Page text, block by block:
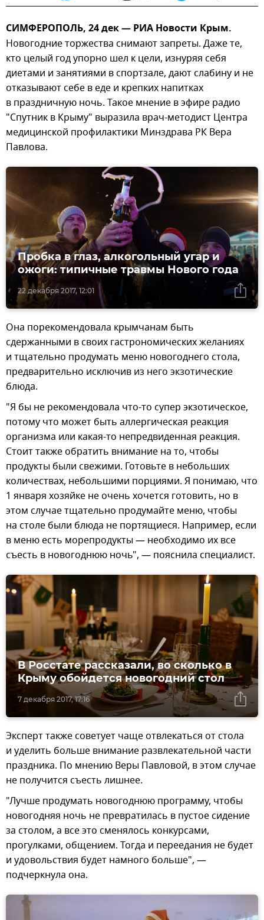
СИМФЕРОПОЛЬ, 24 дек — РИА Новости Крым.
Новогодние торжества снимают запреты. Даже те,
кто целый год упорно шел к цели, изнуряя себя
диетами и занятиями в спортзале, дают слабину и не
отказывают себе в еде и крепких напитках
в праздничную ночь. Такое мнение в эфире радио
"Спутник в Крыму" выразила врач-методист Центра
медицинской профилактики Минздрава РК Вера
Павлова.
22 декабря 2017, 12:01
Пробка в глаз, алкогольный угар и
ожоги: типичные травмы Нового года
Она порекомендовала крымчанам быть
сдержанными в своих гастрономических желаниях
и тщательно продумать меню новогоднего стола,
предварительно исключив из него экзотические
блюда.
"Я бы не рекомендовала что-то супер экзотическое,
потому что может быть аллергическая реакция
организма или какая-то непредвиденная реакция.
Стоит также обратить внимание на то, чтобы
продукты были свежими. Готовьте в небольших
количествах, небольшими порциями. Я понимаю, что
1 января хозяйке не очень хочется готовить, но в
этом случае тщательно продумайте меню, чтобы
на столе были блюда не портящиеся. Например, если
в меню есть морепродукты — необходимо их все
съесть в новогоднюю ночь", — пояснила специалист.
7 декабря 2017, 17:16
В Росстате рассказали, во сколько в
Крыму обойдется новогодний стол
Эксперт также советует чаще отвлекаться от стола
и уделить больше внимание развлекательной части
праздника. По мнению Веры Павловой, в этом случае
не получится съесть лишнее.
"Лучше продумать новогоднюю программу, чтобы
новогодняя ночь не превратилась в пустое сидение
за столом, а все это сменялось конкурсами,
прогулками, общением. Тогда и переедания не будет
и удовольствия будет намного больше", —
подчеркнула она.